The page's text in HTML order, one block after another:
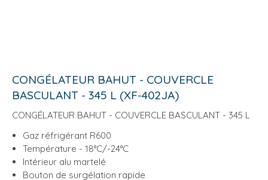
CONGÉLATEUR BAHUT - COUVERCLE
BASCULANT - 345 L (XF-402JA)
CONGÉLATEUR BAHUT - COUVERCLE BASCULANT - 345 L
Gaz réfrigérant R600
Température - 18°C/-24°C
Intérieur alu martelé
Bouton de surgélation rapide